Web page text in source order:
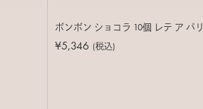
ボンボン ショコラ 10個 レテ ア パリ
¥5,346 (税込)